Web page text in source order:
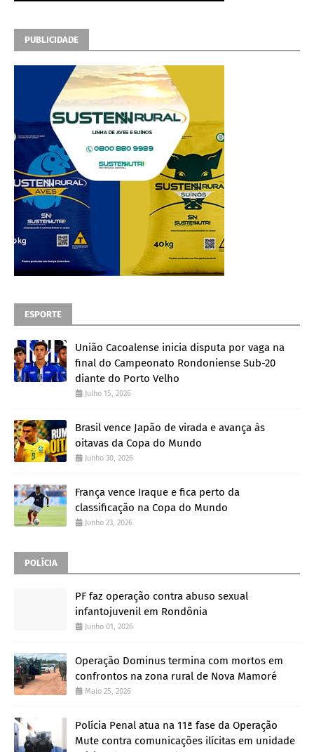
PUBLICIDADE
ESPORTE
União Cacoalense inicia disputa por vaga na
final do Campeonato Rondoniense Sub-20
diante do Porto Velho
Julho 15, 2026
Brasil vence Japão de virada e avança às
oitavas da Copa do Mundo
Junho 30, 2026
França vence Iraque e fica perto da
classificação na Copa do Mundo
Junho 23, 2026
POLÍCIA
PF faz operação contra abuso sexual
infantojuvenil em Rondônia
Junho 01, 2026
Operação Dominus termina com mortos em
confrontos na zona rural de Nova Mamoré
Maio 25, 2026
Polícia Penal atua na 11ª fase da Operação
Mute contra comunicações ilícitas em unidade